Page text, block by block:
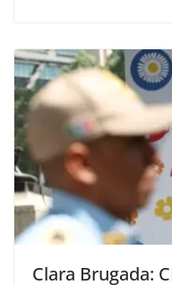
Clara Brugada: